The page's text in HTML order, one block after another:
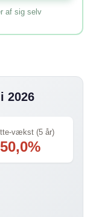
af sig selv
2026
vækst (5 år)